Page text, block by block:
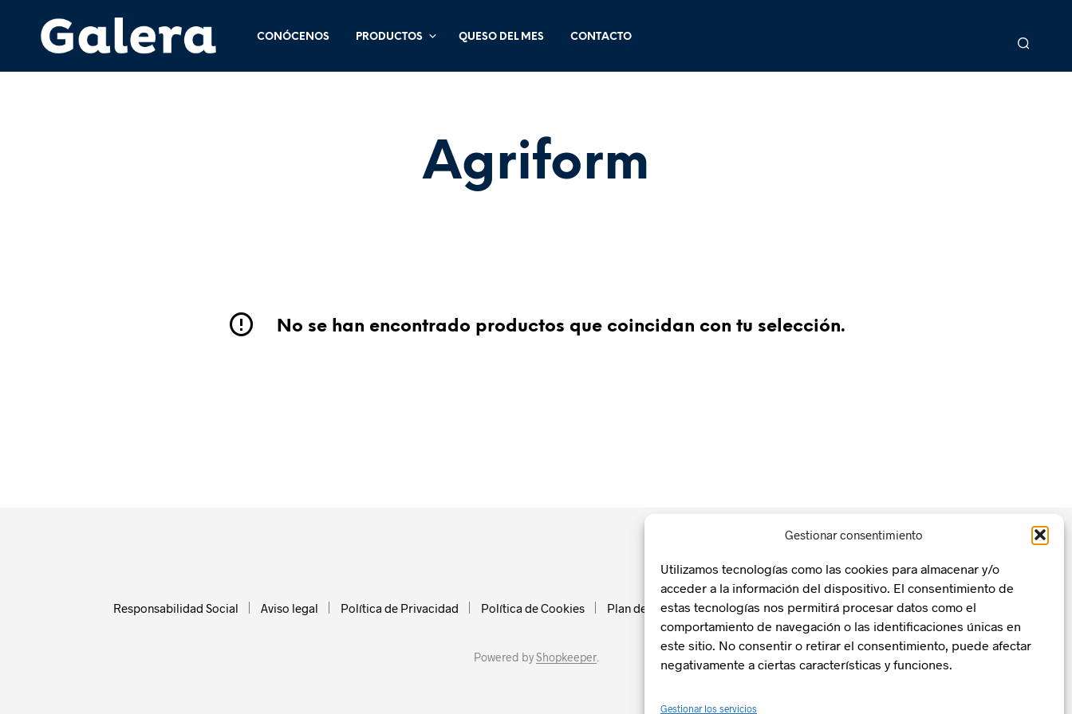
Gestionar consentimiento
Utilizamos tecnologías como las cookies para almacenar y/o
acceder a la información del dispositivo. El consentimiento de
estas tecnologías nos permitirá procesar datos como el
comportamiento de navegación o las identificaciones únicas en
este sitio. No consentir o retirar el consentimiento, puede afectar
negativamente a ciertas características y funciones.
Gestionar los servicios
CONÓCENOS PRODUCTOS QUESO DEL MES CONTACTO
Agriform
No se han encontrado productos que coincidan con tu selección.
Responsabilidad Social Aviso legal Política de Privacidad Política de Cookies Plan de Recuperación, Transformación y Resiliencia La Zentral
Powered byShopkeeper.